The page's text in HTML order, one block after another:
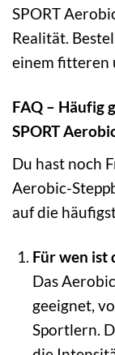
SPORT
Realität.
einem fitteren
FAQ – Häufig
SPORT
Du hast noch
Aerobic-
auf die
Für wen ist
Das
geeignet,
Sportlern.